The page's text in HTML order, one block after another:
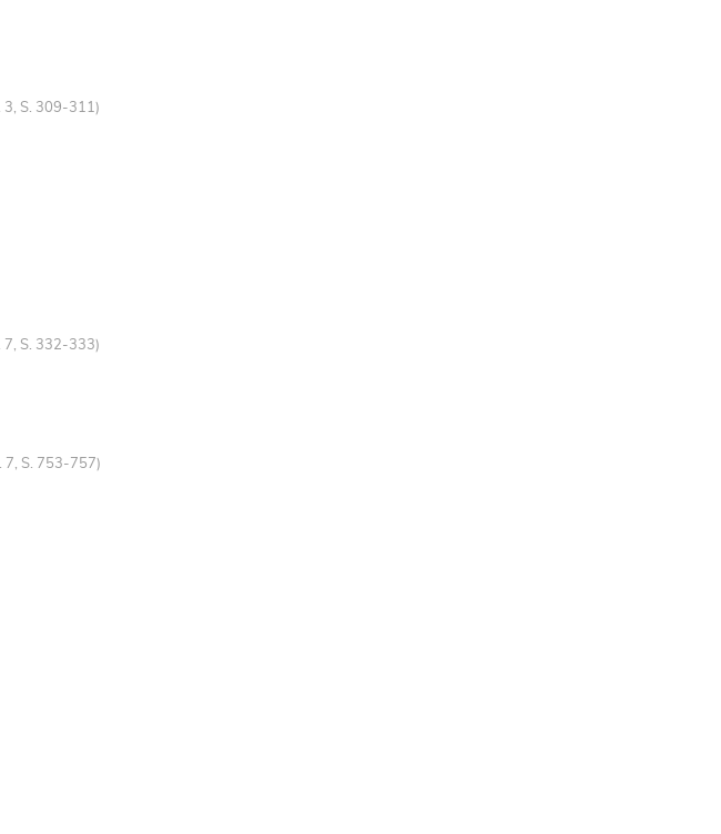
3, S. 309-311)
7, S. 332-333)
7, S. 753-757)